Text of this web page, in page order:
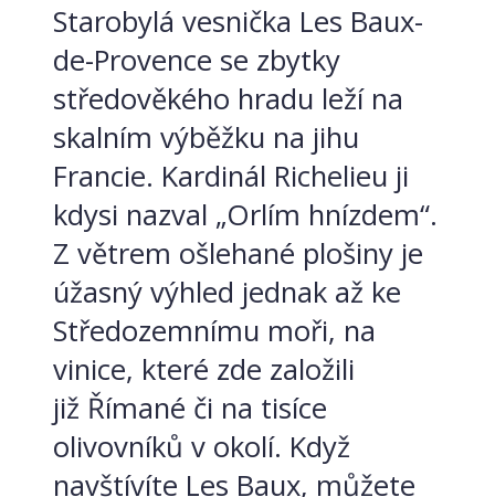
Starobylá vesnička Les Baux-
de-Provence se zbytky
středověkého hradu leží na
skalním výběžku na jihu
Francie. Kardinál Richelieu ji
kdysi nazval „Orlím hnízdem“.
Z větrem ošlehané plošiny je
úžasný výhled jednak až ke
Středozemnímu moři, na
vinice, které zde založili
již Římané či na tisíce
olivovníků v okolí. Když
navštívíte Les Baux, můžete